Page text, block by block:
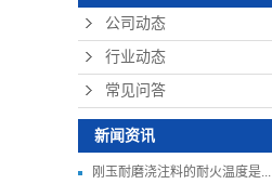
公司动态
行业动态
常见问答
新闻资讯
刚玉耐磨浇注料的耐火温度是...